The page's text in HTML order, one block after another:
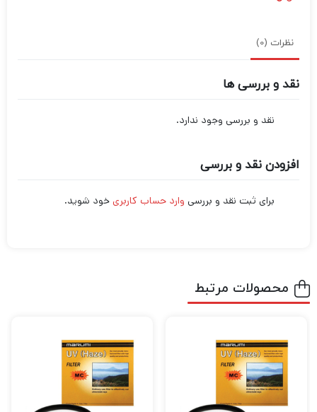
نظرات (0)
نقد و بررسی ها
نقد و بررسی وجود ندارد.
افزودن نقد و بررسی
برای ثبت نقد و بررسی وارد حساب کاربری خود شوید.
محصولات مرتبط